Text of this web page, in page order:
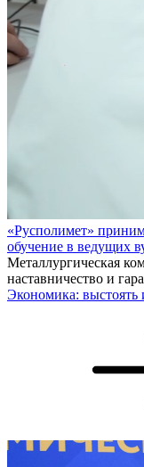
«Русполимет»
обучение в ведущих
Металлургическая
наставничество и
Экономика: